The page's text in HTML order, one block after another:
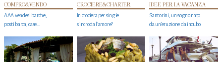
COMPRO&VENDO
AAA vendesi barche,
posti barca, case…
CROCIERE&CHARTER
In crociera per single
s'incrocia l’amore?
IDEE PER LA VACANZA
Santorini, un sogno nato
da un’eruzione da incubo